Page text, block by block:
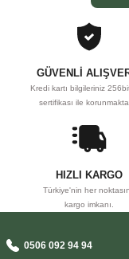
GÜVENLİ
Kredi kartı bilgileriniz
sertifikası ile
HIZLI KARGO
Türkiye'nin her
kargo imkanı.
0506 092 94 94